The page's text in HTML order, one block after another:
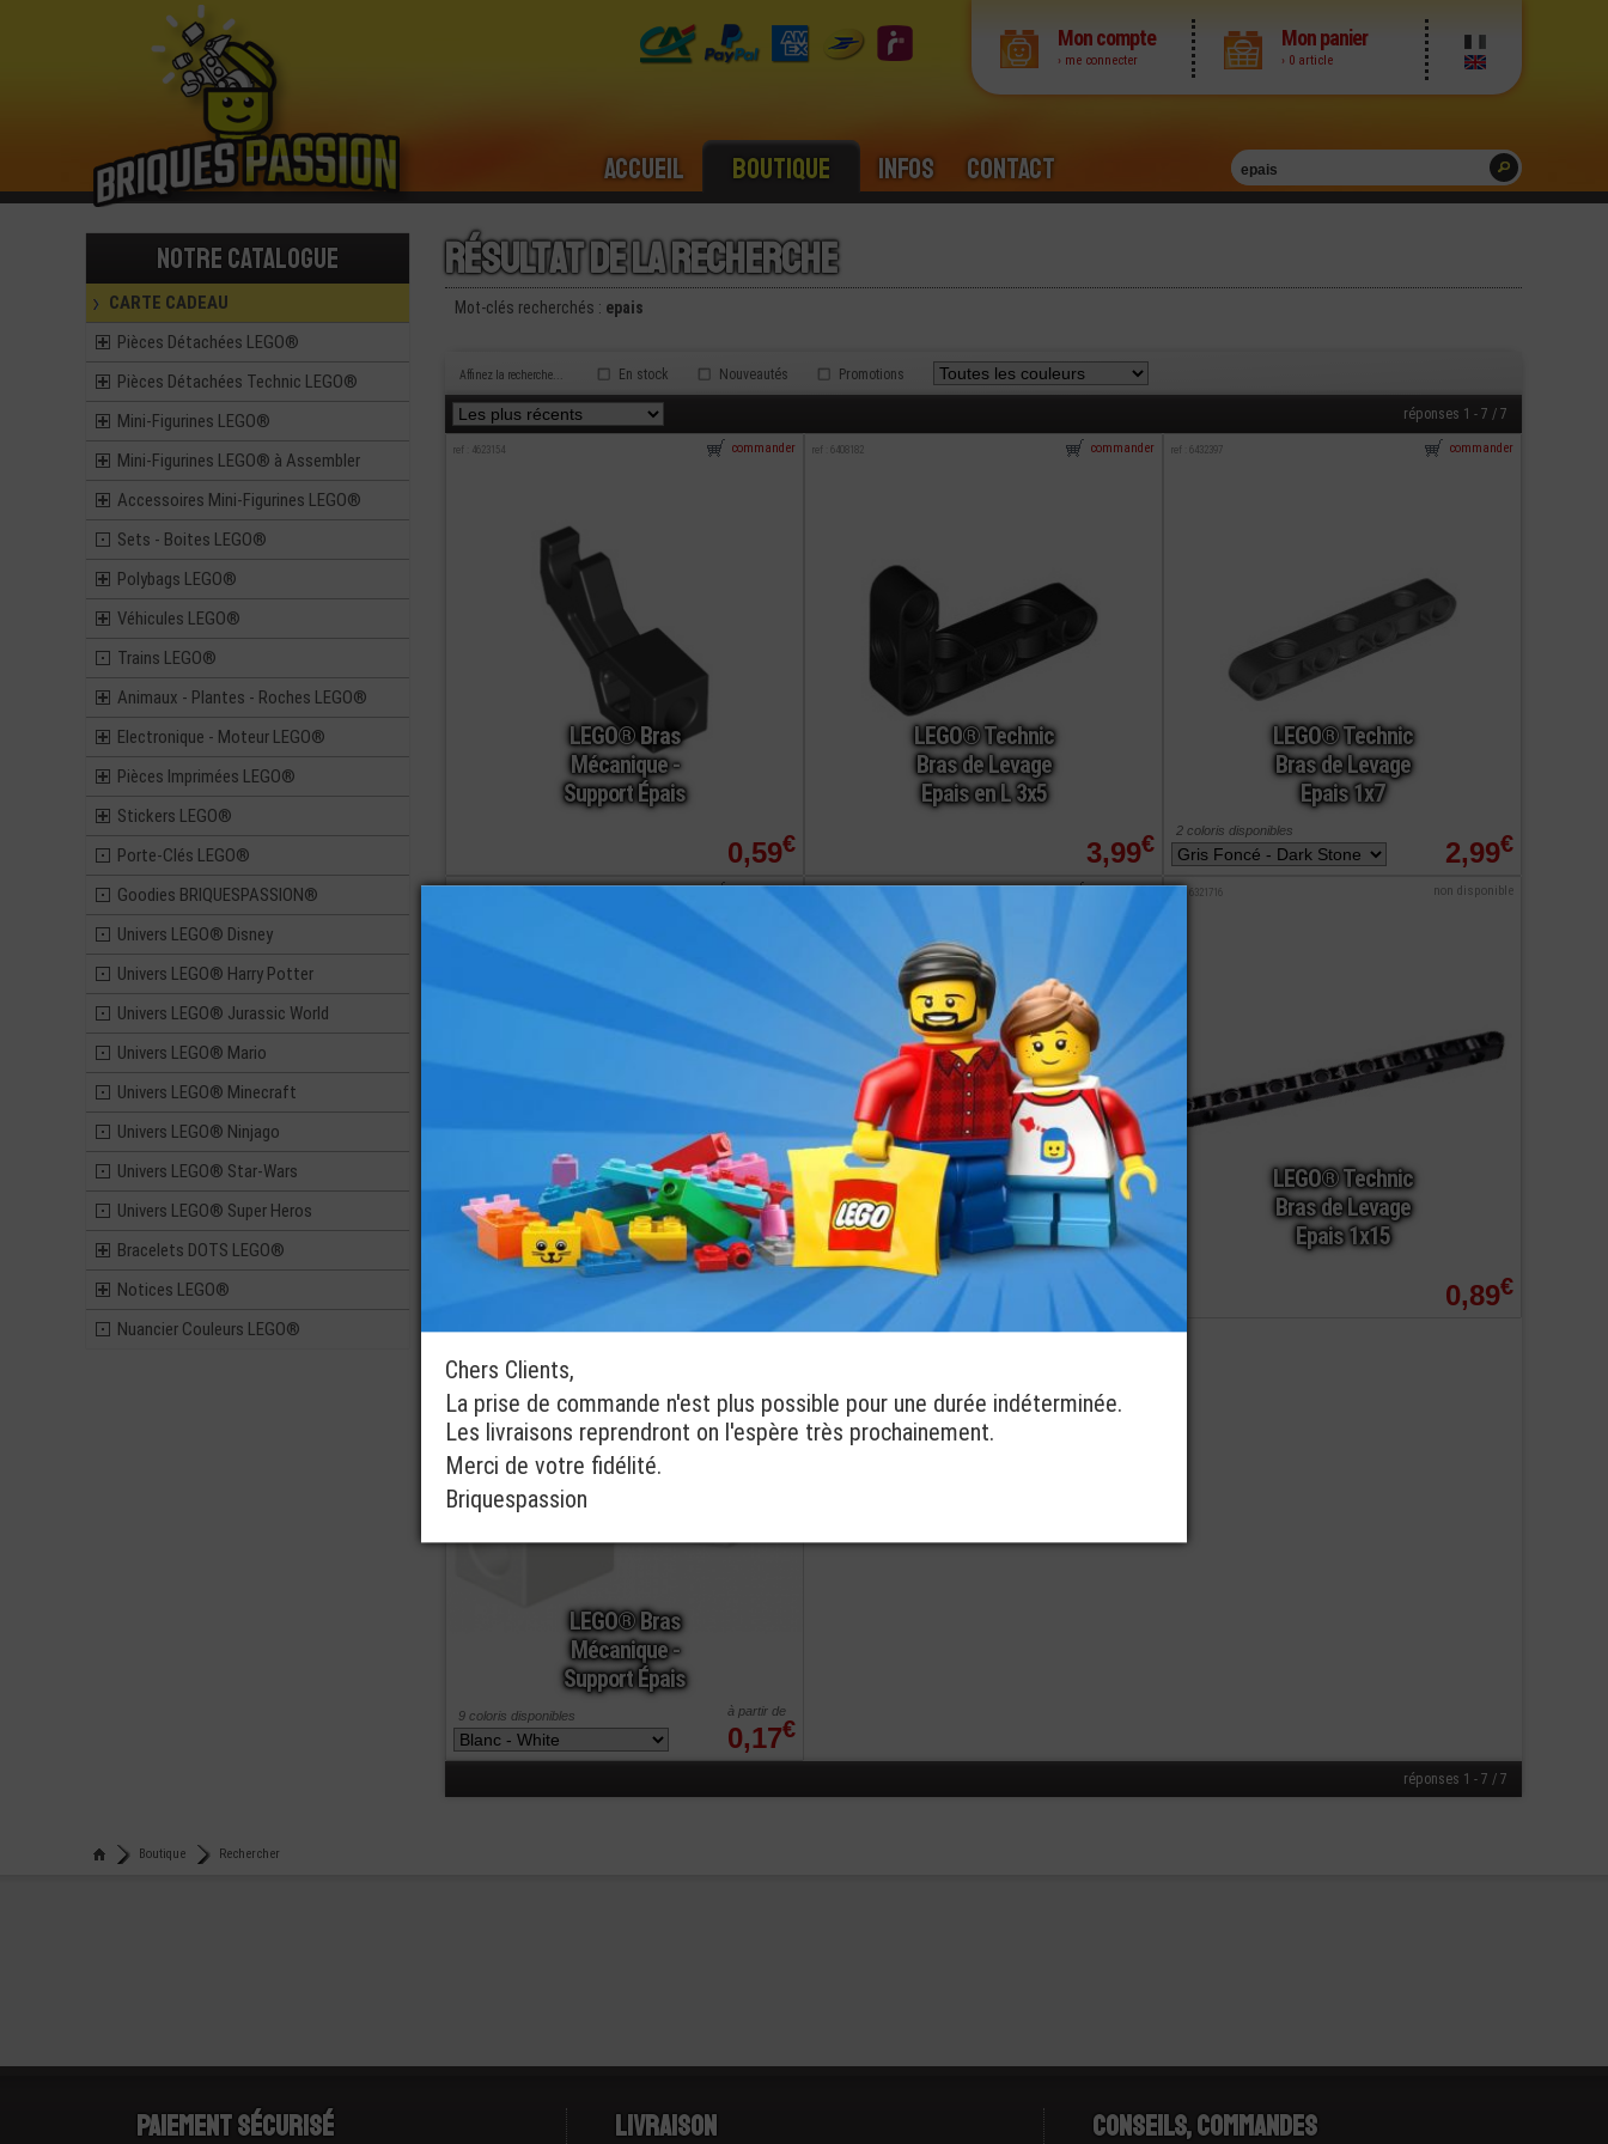
Mon compte
› me connecter
Mon panier
› 0 article
Accueil Boutique Infos Contact
Notre catalogue
CARTE CADEAU
Pièces Détachées LEGO®
Pièces Détachées Technic LEGO®
Mini-Figurines LEGO®
Mini-Figurines LEGO® à Assembler
Accessoires Mini-Figurines LEGO®
Sets - Boites LEGO®
Polybags LEGO®
Véhicules LEGO®
Trains LEGO®
Animaux - Plantes - Roches LEGO®
Electronique - Moteur LEGO®
Pièces Imprimées LEGO®
Stickers LEGO®
Porte-Clés LEGO®
Goodies BRIQUESPASSION®
Univers LEGO® Disney
Univers LEGO® Harry Potter
Univers LEGO® Jurassic World
Univers LEGO® Mario
Univers LEGO® Minecraft
Univers LEGO® Ninjago
Univers LEGO® Star-Wars
Univers LEGO® Super Heros
Bracelets DOTS LEGO®
Notices LEGO®
Nuancier Couleurs LEGO®
Résultat de la recherche
Mot-clés recherchés : epais
Affinez la recherche... En stock Nouveautés Promotions
réponses 1 - 7 / 7
LEGO® Bras
Mécanique -
Support Épais
ref : 4623154
0,59€
commander
LEGO® Technic
Bras de Levage
Epais en L 3x5
ref : 6408182
3,99€
commander
LEGO® Technic
Bras de Levage
Epais 1x7
ref : 6432397
2,99€
commander
2 coloris disponibles
LEGO® Mini-
Figurine Cheveux
Epais Et
Désordonnés (1H)
1,49€
à partir de
commander
3 coloris disponibles
LEGO® Technic
Bras de Levage
Epais 1x11
0,75€
à partir de
commander
2 coloris disponibles
LEGO® Technic
Bras de Levage
Epais 1x15
ref : 6321716
0,89€
non disponible
LEGO® Bras
Mécanique -
Support Épais
ref : 6276864
0,17€
à partir de
commander
9 coloris disponibles
réponses 1 - 7 / 7
Boutique Rechercher
Paiement sécurisé Livraison Conseils, Commandes
Chers Clients,
La prise de commande n'est plus possible pour une durée indéterminée.
Les livraisons reprendront on l'espère très prochainement.
Merci de votre fidélité.
Briquespassion